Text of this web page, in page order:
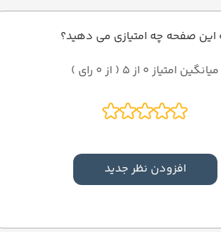
این صفحه چه امتیازی می دهید؟
میانگین امتیاز 0 از 5 ( از 0 رای )
افزودن نظر جدید